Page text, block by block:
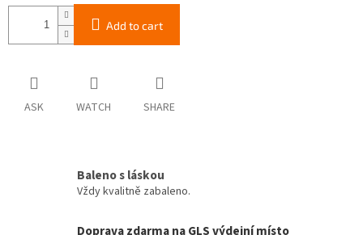
Add to cart
ASK WATCH SHARE
Baleno s láskou
Vždy kvalitně zabaleno.
Doprava zdarma na GLS výdejní místo